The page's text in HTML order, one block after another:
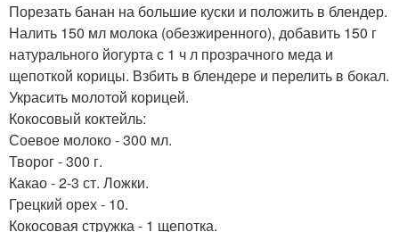
Порезать банан на большие куски и положить в блендер.
Налить 150 мл молока (обезжиренного), добавить 150 г
натурального йогурта с 1 ч л прозрачного меда и
щепоткой корицы. Взбить в блендере и перелить в бокал.
Украсить молотой корицей.
Кокосовый коктейль:
Соевое молоко - 300 мл.
Творог - 300 г.
Какао - 2-3 ст. Ложки.
Грецкий орех - 10.
Кокосовая стружка - 1 щепотка.